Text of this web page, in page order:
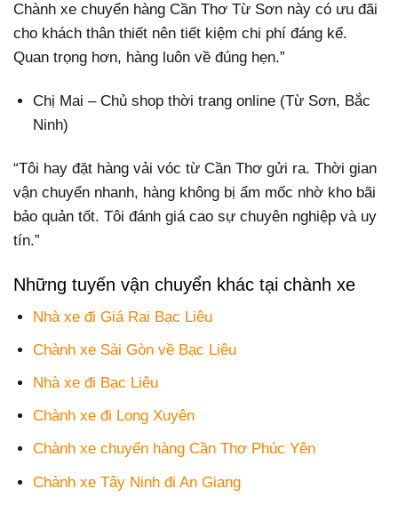
Chành xe chuyển hàng Cần Thơ Từ Sơn này có ưu đãi
cho khách thân thiết nên tiết kiệm chi phí đáng kể.
Quan trọng hơn, hàng luôn về đúng hẹn.”
Chị Mai – Chủ shop thời trang online (Từ Sơn, Bắc
Ninh)
“Tôi hay đặt hàng vải vóc từ Cần Thơ gửi ra. Thời gian
vận chuyển nhanh, hàng không bị ẩm mốc nhờ kho bãi
bảo quản tốt. Tôi đánh giá cao sự chuyên nghiệp và uy
tín.”
Những tuyến vận chuyển khác tại chành xe
Nhà xe đi Giá Rai Bạc Liêu
Chành xe Sài Gòn về Bạc Liêu
Nhà xe đi Bạc Liêu
Chành xe đi Long Xuyên
Chành xe chuyển hàng Cần Thơ Phúc Yên
Chành xe Tây Ninh đi An Giang